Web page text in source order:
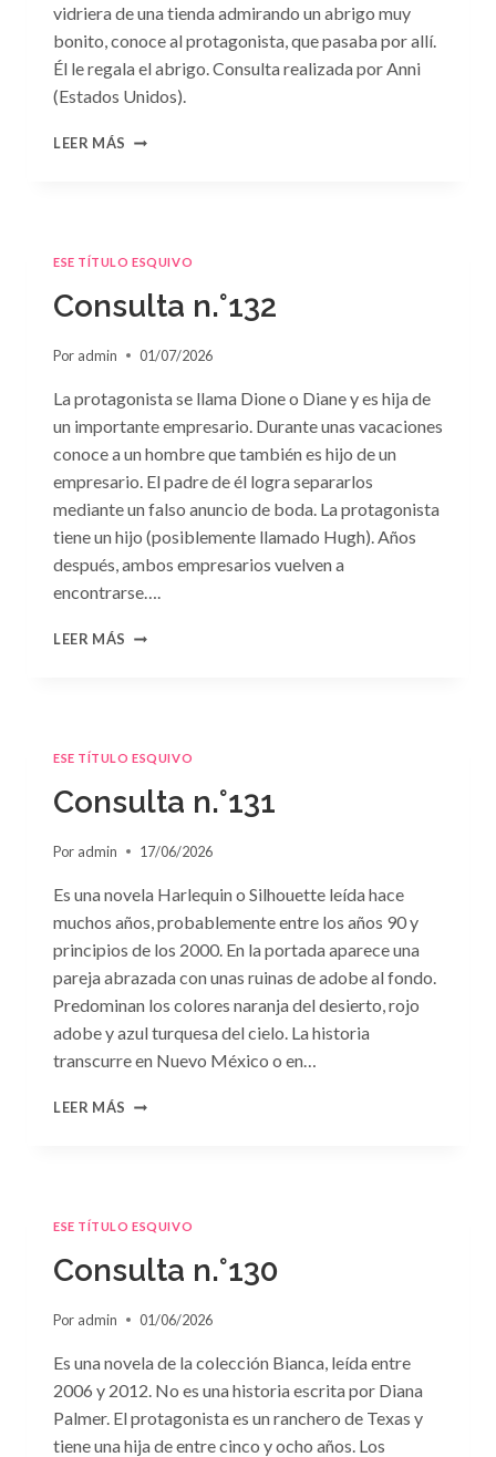
vidriera de una tienda admirando un abrigo muy
bonito, conoce al protagonista, que pasaba por allí.
Él le regala el abrigo. Consulta realizada por Anni
(Estados Unidos).
LEER MÁS CONSULTA
ESE TÍTULO ESQUIVO
Consulta n.°132
Por admin 01/07/2026
La protagonista se llama Dione o Diane y es hija de
un importante empresario. Durante unas vacaciones
conoce a un hombre que también es hijo de un
empresario. El padre de él logra separarlos
mediante un falso anuncio de boda. La protagonista
tiene un hijo (posiblemente llamado Hugh). Años
después, ambos empresarios vuelven a
encontrarse….
LEER MÁS CONSULTA
ESE TÍTULO ESQUIVO
Consulta n.°131
Por admin 17/06/2026
Es una novela Harlequin o Silhouette leída hace
muchos años, probablemente entre los años 90 y
principios de los 2000. En la portada aparece una
pareja abrazada con unas ruinas de adobe al fondo.
Predominan los colores naranja del desierto, rojo
adobe y azul turquesa del cielo. La historia
transcurre en Nuevo México o en…
LEER MÁS CONSULTA
ESE TÍTULO ESQUIVO
Consulta n.°130
Por admin 01/06/2026
Es una novela de la colección Bianca, leída entre
2006 y 2012. No es una historia escrita por Diana
Palmer. El protagonista es un ranchero de Texas y
tiene una hija de entre cinco y ocho años. Los